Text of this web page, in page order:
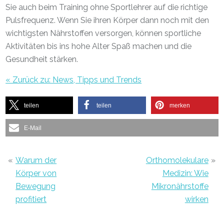
Sie auch beim Training ohne Sportlehrer auf die richtige
Pulsfrequenz. Wenn Sie ihren Körper dann noch mit den
wichtigsten Nährstoffen versorgen, können sportliche
Aktivitäten bis ins hohe Alter Spaß machen und die
Gesundheit stärken.
« Zurück zu: News, Tipps und Trends
teilen teilen merken
E-Mail
« Warum der
Körper von
Bewegung
profitiert
Orthomolekulare
Medizin: Wie
Mikronährstoffe
wirken
»